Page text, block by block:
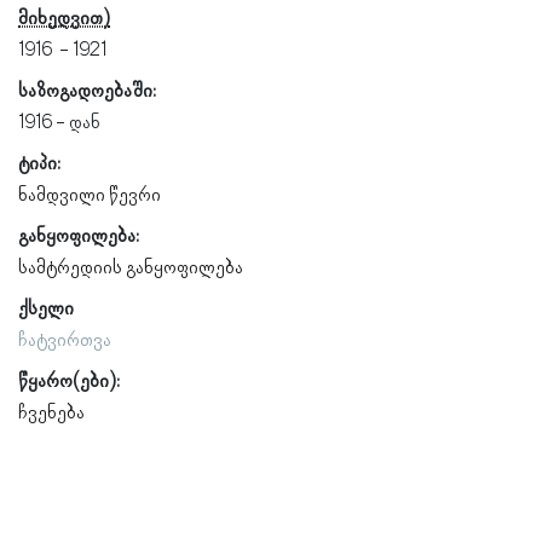
1916
1921
საზოგადოებაში:
1916
ტიპი:
ნამდვილი წევრი
განყოფილება:
სამტრედიის განყოფილება
ქსელი
ჩატვირთვა
წყარო(ები):
ჩვენება